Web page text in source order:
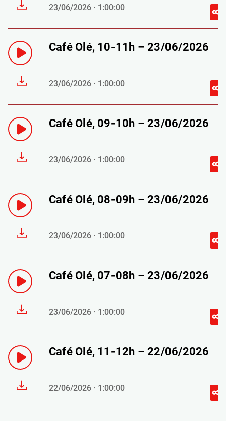
23/06/2026 · 1:00:00
Café Olé, 10-11h – 23/06/2026
23/06/2026 · 1:00:00
Café Olé, 09-10h – 23/06/2026
23/06/2026 · 1:00:00
Café Olé, 08-09h – 23/06/2026
23/06/2026 · 1:00:00
Café Olé, 07-08h – 23/06/2026
23/06/2026 · 1:00:00
Café Olé, 11-12h – 22/06/2026
22/06/2026 · 1:00:00